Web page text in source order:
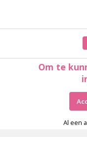
Om te
Al een